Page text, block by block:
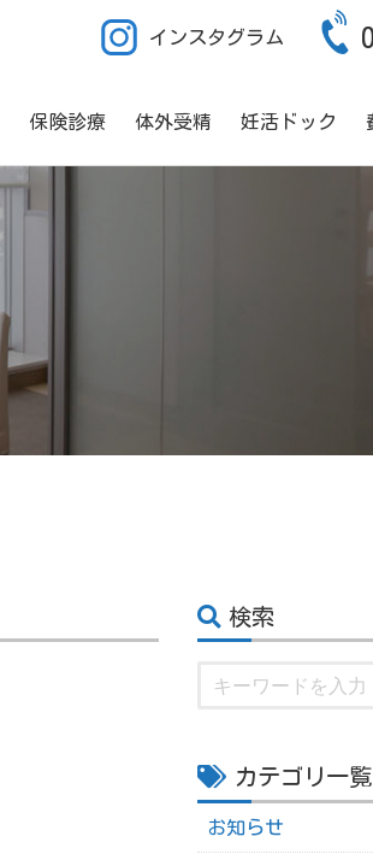
インスタグラム
保険診療 体外受精 妊活ドック
検索
カテゴリ一覧
お知らせ